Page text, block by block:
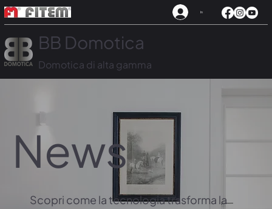
In
BB Domotica
Domotica di alta gamma
News
Scopri come la tecnologia trasforma la